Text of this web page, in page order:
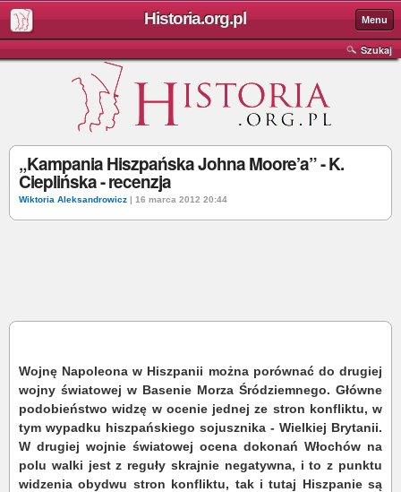
Historia.org.pl Menu
Szukaj
„Kampania Hiszpańska Johna Moore’a” - K.
Cieplińska - recenzja
Wiktoria Aleksandrowicz | 16 marca 2012 20:44
Wojnę Napoleona w Hiszpanii można porównać do drugiej
wojny światowej w Basenie Morza Śródziemnego. Główne
podobieństwo widzę w ocenie jednej ze stron konfliktu, w
tym wypadku hiszpańskiego sojusznika - Wielkiej Brytanii.
W drugiej wojnie światowej ocena dokonań Włochów na
polu walki jest z reguły skrajnie negatywna, i to z punktu
widzenia obydwu stron konfliktu, tak i tutaj Hiszpanie są